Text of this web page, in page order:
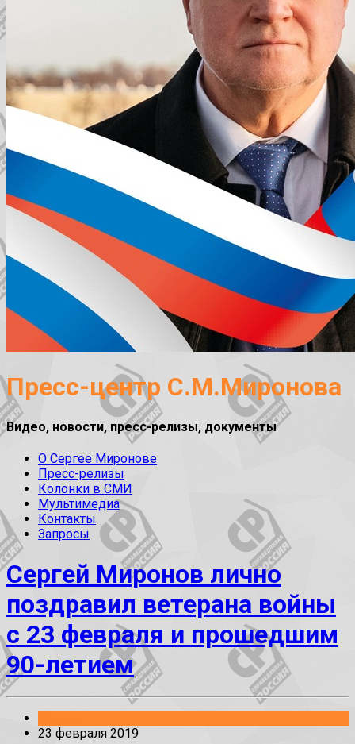
Пресс-центр С.М.Миронова
Видео, новости, пресс-релизы, документы
О Сергее Миронове
Пресс-релизы
Колонки в СМИ
Мультимедиа
Контакты
Запросы
Сергей Миронов лично
поздравил ветерана войны
с 23 февраля и прошедшим
90-летием
23 февраля 2019